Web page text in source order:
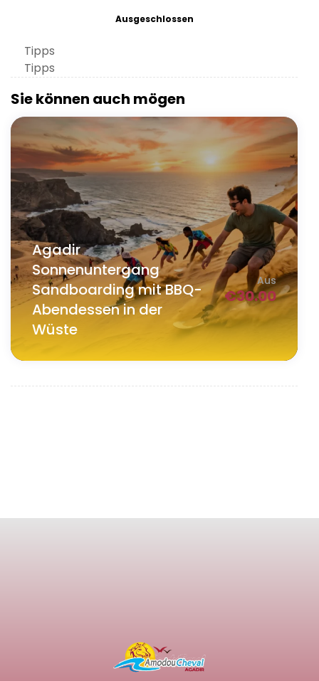
Ausgeschlossen
Tipps
Tipps
Sie können auch mögen
Agadir
Sonnenuntergang
Sandboarding mit BBQ-
Abendessen in der
Wüste
Aus
€30.00